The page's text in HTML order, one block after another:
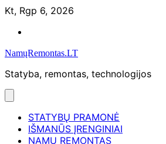
Skip
content
Kt, Rgp 6, 2026
NamųRemontas.LT
Statyba, remontas, technologijos
STATYBŲ PRAMONĖ
IŠMANŪS ĮRENGINIAI
NAMŲ REMONTAS